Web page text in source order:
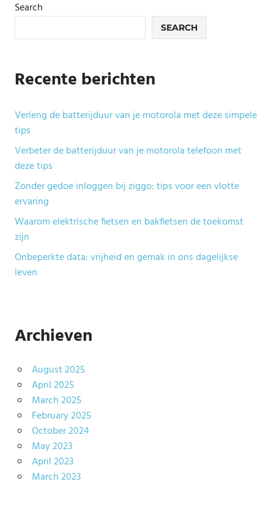
Search
SEARCH
Recente berichten
Verleng de batterijduur van je motorola met deze simpele
tips
Verbeter de batterijduur van je motorola telefoon met
deze tips
Zonder gedoe inloggen bij ziggo: tips voor een vlotte
ervaring
Waarom elektrische fietsen en bakfietsen de toekomst
zijn
Onbeperkte data: vrijheid en gemak in ons dagelijkse
leven
Archieven
August 2025
April 2025
March 2025
February 2025
October 2024
May 2023
April 2023
March 2023